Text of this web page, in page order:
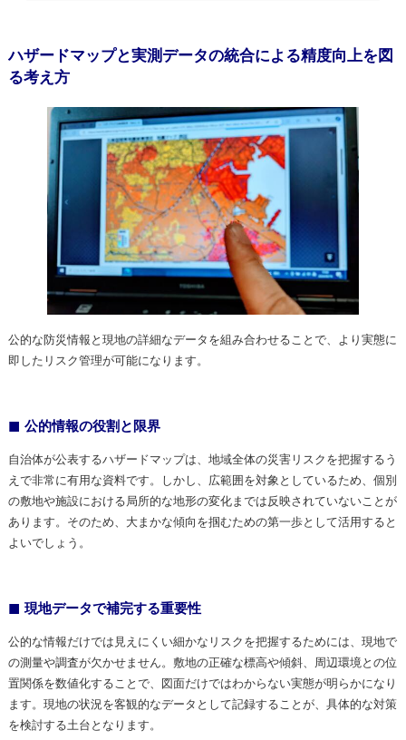
ハザードマップと実測データの統合による精度向上を図
る考え方
公的な防災情報と現地の詳細なデータを組み合わせることで、より実態に
即したリスク管理が可能になります。
公的情報の役割と限界
自治体が公表するハザードマップは、地域全体の災害リスクを把握するう
えで非常に有用な資料です。しかし、広範囲を対象としているため、個別
の敷地や施設における局所的な地形の変化までは反映されていないことが
あります。そのため、大まかな傾向を掴むための第一歩として活用すると
よいでしょう。
現地データで補完する重要性
公的な情報だけでは見えにくい細かなリスクを把握するためには、現地で
の測量や調査が欠かせません。敷地の正確な標高や傾斜、周辺環境との位
置関係を数値化することで、図面だけではわからない実態が明らかになり
ます。現地の状況を客観的なデータとして記録することが、具体的な対策
を検討する土台となります。